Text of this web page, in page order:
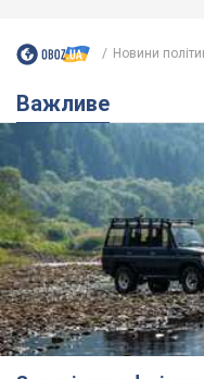
Новини
Важливе